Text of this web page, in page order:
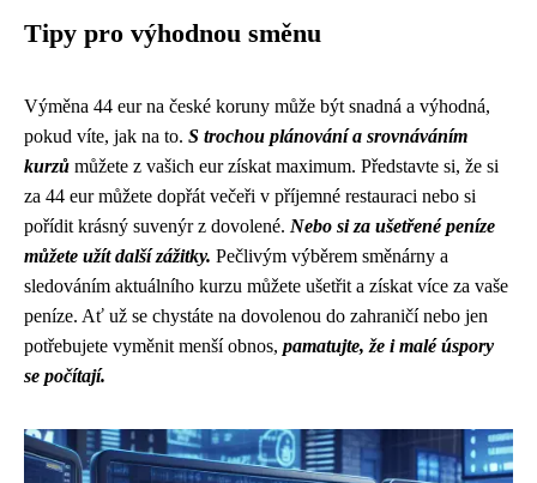
Tipy pro výhodnou směnu
Výměna 44 eur na české koruny může být snadná a výhodná,
pokud víte, jak na to. S trochou plánování a srovnáváním
kurzů můžete z vašich eur získat maximum. Představte si, že si
za 44 eur můžete dopřát večeři v příjemné restauraci nebo si
pořídit krásný suvenýr z dovolené. Nebo si za ušetřené peníze
můžete užít další zážitky. Pečlivým výběrem směnárny a
sledováním aktuálního kurzu můžete ušetřit a získat více za vaše
peníze. Ať už se chystáte na dovolenou do zahraničí nebo jen
potřebujete vyměnit menší obnos, pamatujte, že i malé úspory
se počítají.